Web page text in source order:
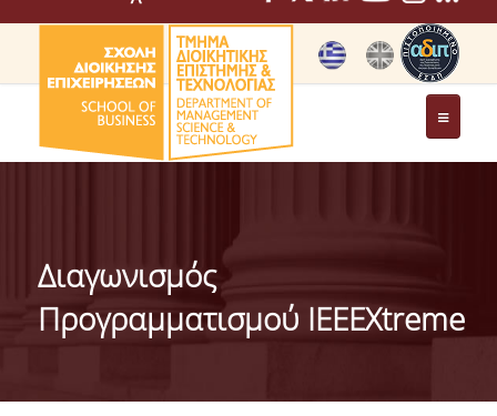
ΤΟ ΤΜΗΜΑ
ΤΑΥΤΟΤΗΤΑ ΤΟΥ ΤΜΗΜΑΤΟΣ
ΑΠΟΣΤΟΛΗ ΤΟΥ ΤΜΗΜΑΤΟΣ
ΔΙΟΙΚΗΣΗ ΤΟΥ ΤΜΗΜΑΤΟΣ
Διαγωνισμός
Προγραμματισμού IEEEXtreme